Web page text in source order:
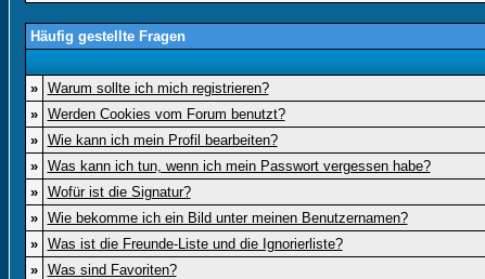
Häufig gestellte Fragen
»
Warum sollte ich mich registrieren?
»
Werden Cookies vom Forum benutzt?
»
Wie kann ich mein Profil bearbeiten?
»
Was kann ich tun, wenn ich mein Passwort vergessen habe?
»
Wofür ist die Signatur?
»
Wie bekomme ich ein Bild unter meinen Benutzernamen?
»
Was ist die Freunde-Liste und die Ignorierliste?
»
Was sind Favoriten?